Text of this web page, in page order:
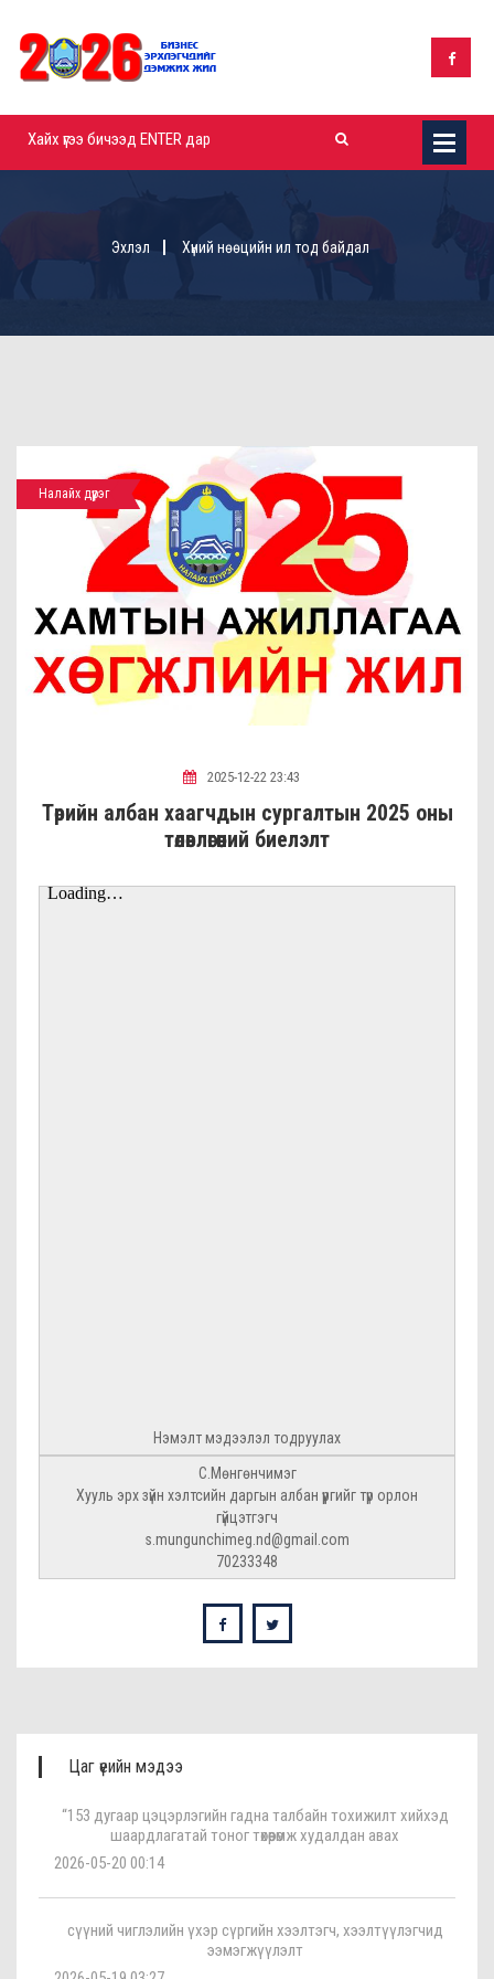
Эхлэл Хүний нөөцийн ил тод байдал
Налайх дүүрэг
2025-12-22 23:43
Төрийн албан хаагчдын сургалтын 2025 оны
төлөвлөгөөний биелэлт
Нэмэлт мэдээлэл тодруулах
С.Мөнгөнчимэг
Хууль эрх зүйн хэлтсийн даргын албан үүргийг түр орлон
гүйцэтгэгч
s.mungunchimeg.nd@gmail.com
70233348
Цаг үеийн мэдээ
“153 дугаар цэцэрлэгийн гадна талбайн тохижилт хийхэд
шаардлагатай тоног төхөөрөмж худалдан авах
2026-05-20 00:14
сүүний чиглэлийн үхэр сүргийн хээлтэгч, хээлтүүлэгчид
ээмэгжүүлэлт